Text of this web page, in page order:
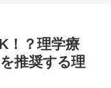
！？理学療
推奨する理